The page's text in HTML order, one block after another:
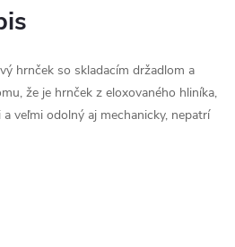
hrnček so skladacím držadlom a
že je hrnček z eloxovaného hliníka,
veľmi odolný aj mechanicky, nepatrí